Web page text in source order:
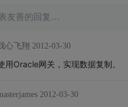
友善的回复…
心飞翔 2012-03-30
用Oracle网关，实现数据复制。
2012-03-30